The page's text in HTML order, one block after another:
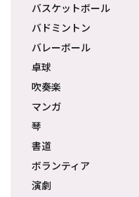
バスケットボール
バドミントン
バレーボール
卓球
吹奏楽
マンガ
琴
書道
ボランティア
演劇